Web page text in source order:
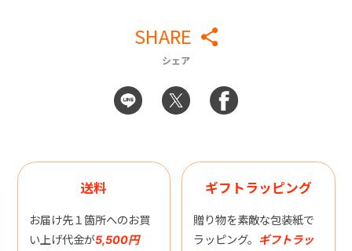
SHARE
シェア
送料
お届け先１箇所へのお買
い上げ代金が5,500円
ギフトラッピング
贈り物を素敵な包装紙で
ラッピング。 ギフトラッ